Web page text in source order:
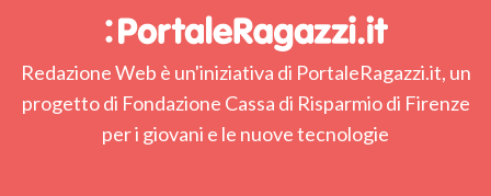
Redazione Web è un'iniziativa di PortaleRagazzi.it, un
progetto di Fondazione Cassa di Risparmio di Firenze
per i giovani e le nuove tecnologie